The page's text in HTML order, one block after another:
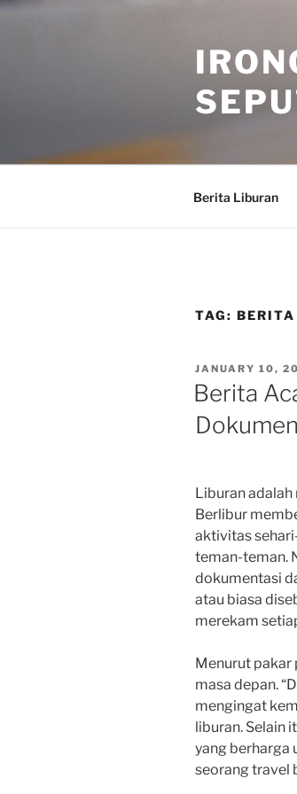
Skip
Berita Liburan
TAG:
POSTED
ON
JANUARY 10,
Berita
Liburan
Berlibur
aktivitas
teman-teman.
dokumentasi
atau biasa
merekam
Menurut pakar
masa depan.
mengingat
liburan. Selain
yang berharga
seorang travel